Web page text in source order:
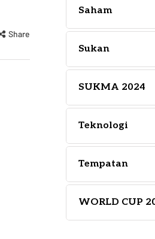
Share
Saham
Sukan
SUKMA 2024
Teknologi
Tempatan
WORLD CUP